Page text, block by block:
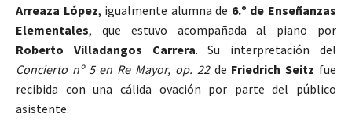
Arreaza López, igualmente alumna de 6.º de Enseñanzas
Elementales, que estuvo acompañada al piano por
Roberto Villadangos Carrera. Su interpretación del
Concierto nº 5 en Re Mayor, op. 22de Friedrich Seitz fue
recibida con una cálida ovación por parte del público
asistente.